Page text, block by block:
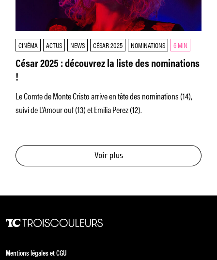
CINÉMA ACTUS NEWS CÉSAR 2025 NOMINATIONS 6 MIN
César 2025 : découvrez la liste des nominations
!
Le Comte de Monte Cristo arrive en tête des nominations (14),
suivi de L'Amour ouf (13) et Emilia Perez (12).
Voir plus
Mentions légales et CGU